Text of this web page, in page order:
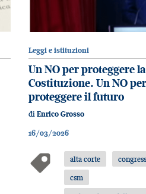
Leggi e istituzioni
Un NO per proteggere la
Costituzione. Un NO per
proteggere il futuro
di Enrico Grosso
16/03/2026
alta corte
csm